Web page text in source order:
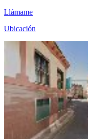
Llámame
Ubicación